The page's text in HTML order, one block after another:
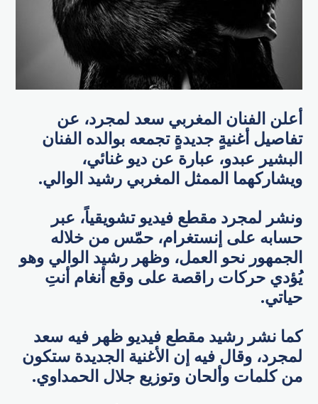
أعلن الفنان المغربي سعد لمجرد، عن
تفاصيل أغنيةٍ جديدةٍ تجمعه بوالده الفنان
البشير عبدو، عبارة عن ديو غنائي،
ويشاركهما الممثل المغربي رشيد الوالي.
ونشر لمجرد مقطع فيديو تشويقياً، عبر
حسابه على إنستغرام، حمّس من خلاله
الجمهور نحو العمل، وظهر رشيد الوالي وهو
يُؤدي حركات راقصة على وقع أنغام أنتِ
حياتي.
كما نشر رشيد مقطع فيديو ظهر فيه سعد
لمجرد، وقال فيه إن الأغنية الجديدة ستكون
من كلمات وألحان وتوزيع جلال الحمداوي.